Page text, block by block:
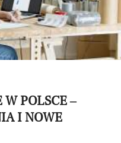
W POLSCE –
I NOWE